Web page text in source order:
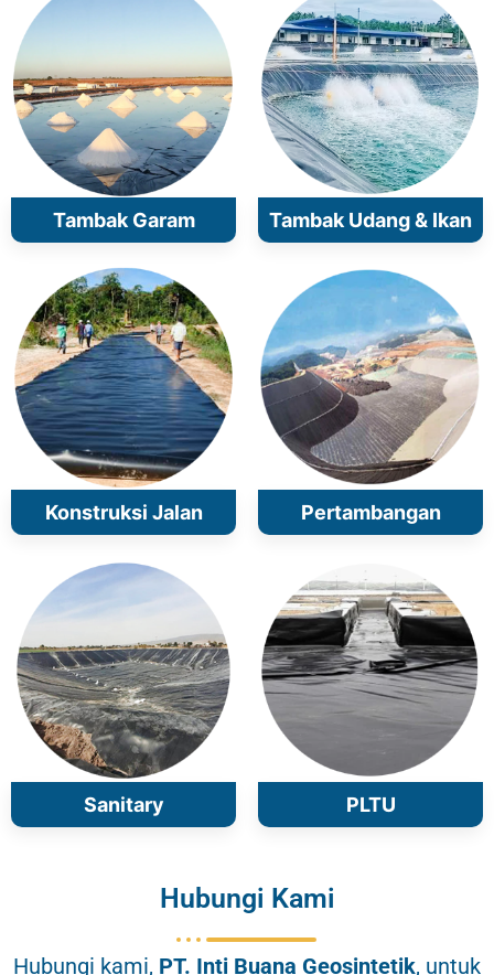
Tambak Garam Tambak Udang & Ikan
Konstruksi Jalan Pertambangan
Sanitary PLTU
Hubungi Kami
Hubungi kami, PT. Inti Buana Geosintetik, untuk